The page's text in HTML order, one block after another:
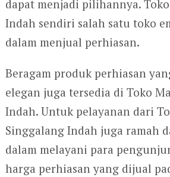
dapat menjadi pilihannya.
Indah sendiri salah satu toko
dalam menjual perhiasan.
Beragam produk perhiasan
elegan juga tersedia di Toko
Indah. Untuk pelayanan dari
Singgalang Indah juga ramah
dalam melayani para
harga perhiasan yang dijual